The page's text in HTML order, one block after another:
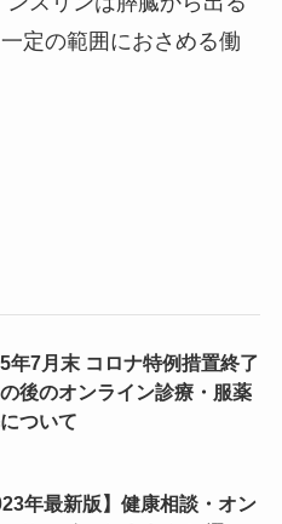
定の範囲におさめる働
年7月末 コロナ特例措置終了
後のオンライン診療・服薬
ついて
年最新版】健康相談・オン